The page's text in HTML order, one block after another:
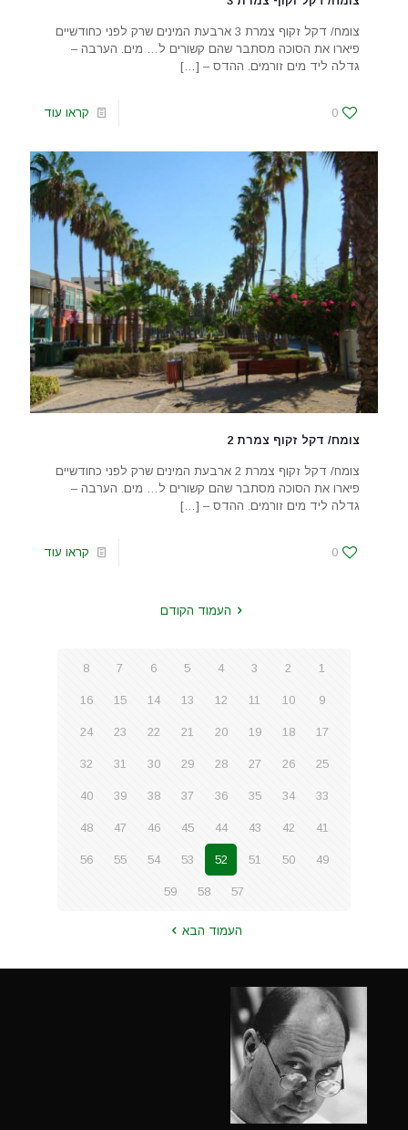
צומח/ דקל זקוף צמרת 3 ארבעת המינים שרק לפני כחודשיים
פיארו את הסוכה מסתבר שהם קשורים ל… מים. הערבה –
גדלה ליד מים זורמים. ההדס – […]
0 קראו עוד
צומח/ דקל זקוף צמרת 2
צומח/ דקל זקוף צמרת 2 ארבעת המינים שרק לפני כחודשיים
פיארו את הסוכה מסתבר שהם קשורים ל… מים. הערבה –
גדלה ליד מים זורמים. ההדס – […]
0 קראו עוד
העמוד הקודם
1
2
3
4
5
6
7
8
9
10
11
12
13
14
15
16
17
18
19
20
21
22
23
24
25
26
27
28
29
30
31
32
33
34
35
36
37
38
39
40
41
42
43
44
45
46
47
48
49
50
51
52
53
54
55
56
57
58
59
העמוד הבא